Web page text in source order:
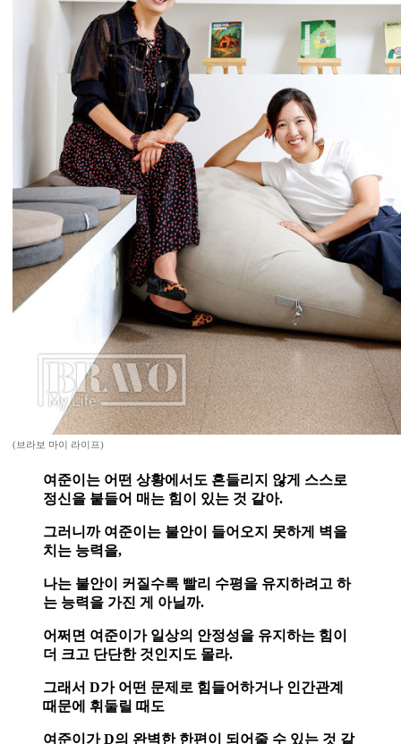
(브라보 마이 라이프)
여준이는 어떤 상황에서도 흔들리지 않게 스스로
정신을 붙들어 매는 힘이 있는 것 같아.
그러니까 여준이는 불안이 들어오지 못하게 벽을
치는 능력을,
나는 불안이 커질수록 빨리 수평을 유지하려고 하
는 능력을 가진 게 아닐까.
어쩌면 여준이가 일상의 안정성을 유지하는 힘이
더 크고 단단한 것인지도 몰라.
그래서 D가 어떤 문제로 힘들어하거나 인간관계
때문에 휘둘릴 때도
여준이가 D의 완벽한 한편이 되어줄 수 있는 것 같